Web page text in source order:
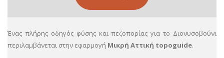
Ένας πλήρης οδηγός φύσης και πεζοπορίας για το Διονυσοβούνι
περιλαμβάνεται στην εφαρμογή Μικρή Αττική topoguide.